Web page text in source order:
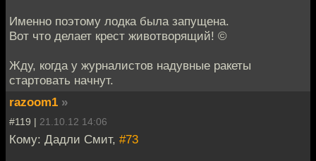
Именно поэтому лодка была запущена.
Вот что делает крест животворящий! ©
Жду, когда у журналистов надувные ракеты
стартовать начнут.
razoom1 »
#119 | 21.10.12 14:06
Кому: Дадли Смит, #73